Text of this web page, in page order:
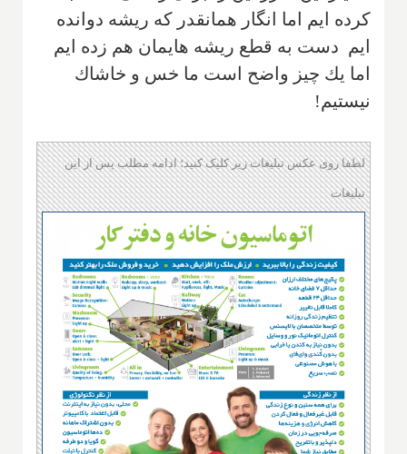
كرده ايم اما انگار همانقدر كه ريشه دوانده
ايم دست به قطع ريشه هايمان هم زده ايم
اما يك چيز واضح است ما خس و خاشاك
نيستيم!
لطفا روی عکس تبلیغات زیر کلیک کنید؛ ادامه مطلب پس از این
تبلیغات